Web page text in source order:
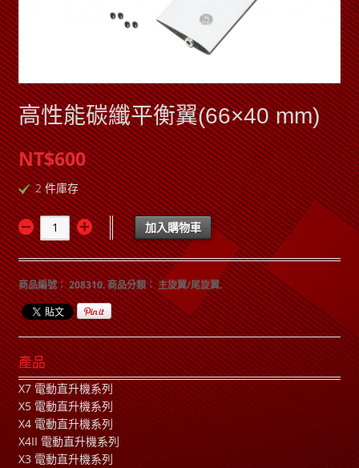
高性能碳纖平衡翼(66×40 mm)
NT$600
2 件庫存
加入購物車
商品編號：208310.商品分類：主旋翼/尾旋翼.
產品
X7 電動直升機系列
X5 電動直升機系列
X4 電動直升機系列
X4II 電動直升機系列
X3 電動直升機系列